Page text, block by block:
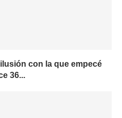
con la que empecé
36...